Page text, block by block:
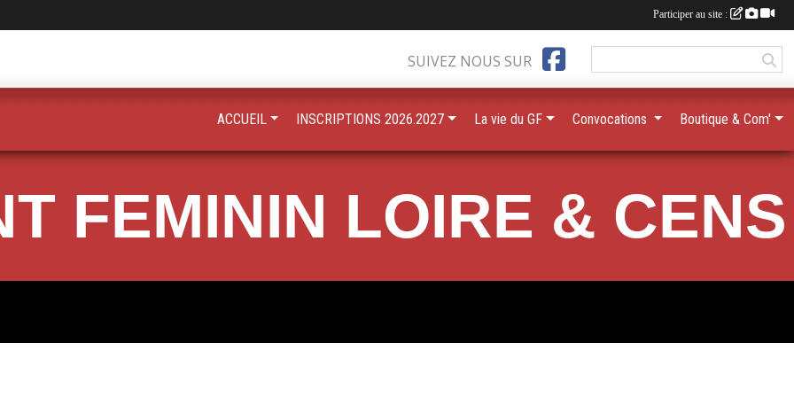
FEMININ LOIRE & CENS
SUIVEZ NOUS SUR
ACCUEIL INSCRIPTIONS 2026.2027 La vie du GF Convocations Boutique & Com'
Participer au site :